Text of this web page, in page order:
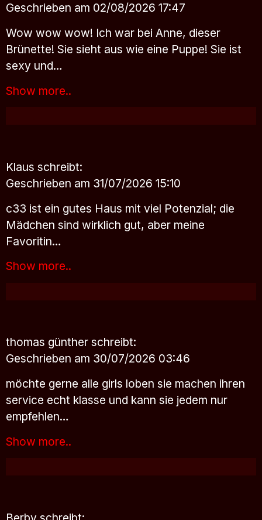
Geschrieben am 02/08/2026 17:47
Wow wow wow! Ich war bei Anne, dieser
Brünette! Sie sieht aus wie eine Puppe! Sie ist
sexy und…
Show more..
Klaus schreibt:
Geschrieben am 31/07/2026 15:10
c33 ist ein gutes Haus mit viel Potenzial; die
Mädchen sind wirklich gut, aber meine
Favoritin…
Show more..
thomas günther schreibt:
Geschrieben am 30/07/2026 03:46
möchte gerne alle girls loben sie machen ihren
service echt klasse und kann sie jedem nur
empfehlen…
Show more..